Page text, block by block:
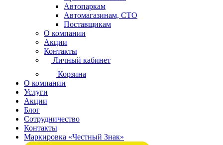
Автопаркам
Автомагазинам, СТО
Поставщикам
О компании
Акции
Контакты
Личный кабинет
Корзина
О компании
Услуги
Акции
Блог
Сотрудничество
Контакты
Маркировка «Честный Знак»